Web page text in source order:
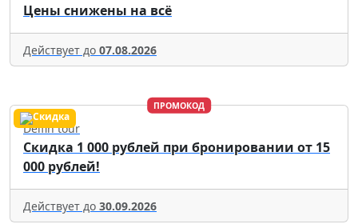
Цены снижены на всё
Действует до 07.08.2026
ПРОМОКОД
Delfin tour
Скидка 1 000 рублей при бронировании от 15
000 рублей!
Действует до 30.09.2026